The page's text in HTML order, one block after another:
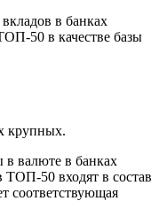
в банках
50 в качестве базы
крупных.
в валюте в банках
50 входят в состав
соответствующая